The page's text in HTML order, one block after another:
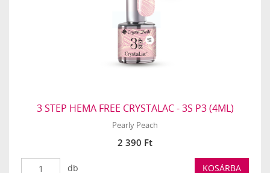
3 STEP HEMA FREE CRYSTALAC - 3S P3 (4ML)
Pearly Peach
2 390 Ft
db KOSÁRBA